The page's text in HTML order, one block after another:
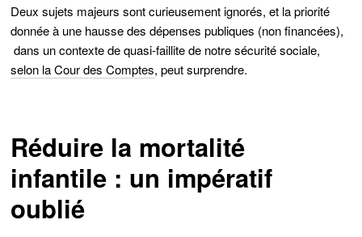
Deux sujets majeurs sont curieusement ignorés, et la priorité
donnée à une hausse des dépenses publiques (non financées),
dans un contexte de quasi-faillite de notre sécurité sociale,
selon la Cour des Comptes, peut surprendre.
Réduire la mortalité
infantile : un impératif
oublié